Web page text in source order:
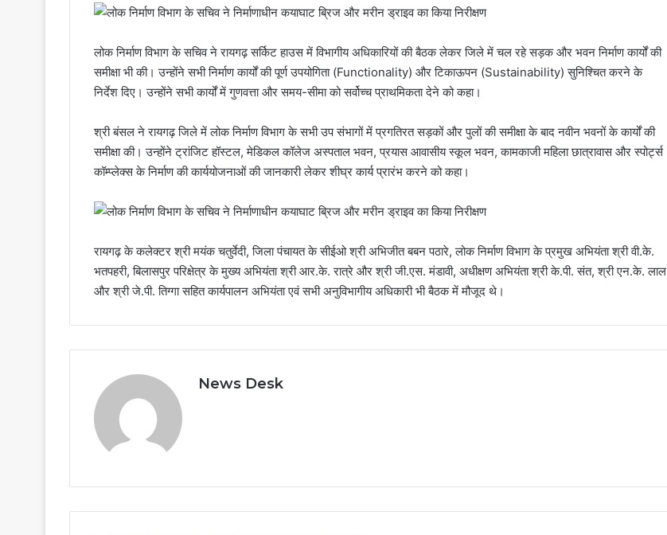
लोक निर्माण विभाग के सचिव ने रायगढ़ सर्किट हाउस में विभागीय अधिकारियों की बैठक लेकर जिले में चल रहे सड़क और भवन निर्माण कार्यों की
समीक्षा भी की। उन्होंने सभी निर्माण कार्यों की पूर्ण उपयोगिता (Functionality) और टिकाऊपन (Sustainability) सुनिश्चित करने के
निर्देश दिए। उन्होंने सभी कार्यों में गुणवत्ता और समय-सीमा को सर्वोच्च प्राथमिकता देने को कहा।
श्री बंसल ने रायगढ़ जिले में लोक निर्माण विभाग के सभी उप संभागों में प्रगतिरत सड़कों और पुलों की समीक्षा के बाद नवीन भवनों के कार्यों की
समीक्षा की। उन्होंने ट्रांजिट हॉस्टल, मेडिकल कॉलेज अस्पताल भवन, प्रयास आवासीय स्कूल भवन, कामकाजी महिला छात्रावास और स्पोर्ट्स
कॉम्प्लेक्स के निर्माण की कार्ययोजनाओं की जानकारी लेकर शीघ्र कार्य प्रारंभ करने को कहा।
रायगढ़ के कलेक्टर श्री मयंक चतुर्वेदी, जिला पंचायत के सीईओ श्री अभिजीत बबन पठारे, लोक निर्माण विभाग के प्रमुख अभियंता श्री वी.के.
भतपहरी, बिलासपुर परिक्षेत्र के मुख्य अभियंता श्री आर.के. रात्रे और श्री जी.एस. मंडावी, अधीक्षण अभियंता श्री के.पी. संत, श्री एन.के. लाल
और श्री जे.पी. तिग्गा सहित कार्यपालन अभियंता एवं सभी अनुविभागीय अधिकारी भी बैठक में मौजूद थे।
News Desk